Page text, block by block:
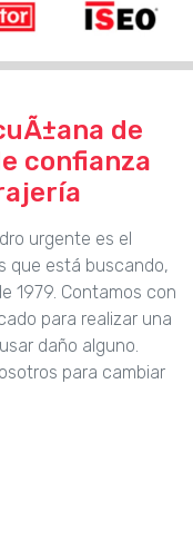
de
confianza
urgente es el
que está buscando,
1979. Contamos con
para realizar una
daño alguno.
para cambiar